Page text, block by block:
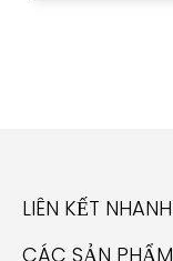
LIÊN KẾT NHANH
CÁC SẢN PHẨM